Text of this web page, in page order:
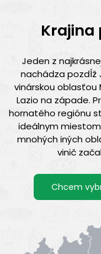
Krajina
Jeden z
nachádza pozdĺž
vinárskou oblasťou
Lazio na západe.
hornatého regiónu
ideálnym
mnohých iných
vinič
Chcem